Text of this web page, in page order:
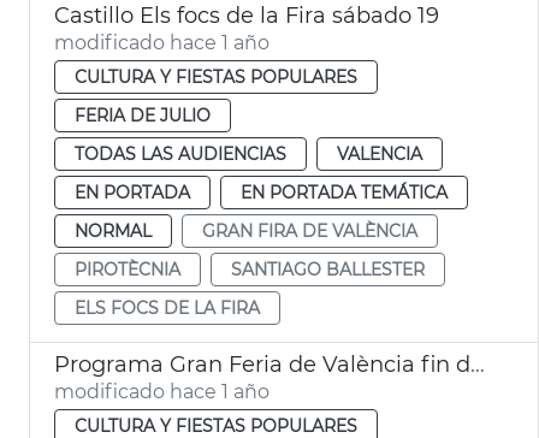
Castillo Els focs de la Fira sábado 19
modificado hace 1 año
CULTURA Y FIESTAS POPULARES
FERIA DE JULIO
TODAS LAS AUDIENCIAS
VALENCIA
EN PORTADA
EN PORTADA TEMÁTICA
NORMAL
GRAN FIRA DE VALÈNCIA
PIROTÈCNIA
SANTIAGO BALLESTER
ELS FOCS DE LA FIRA
Programa Gran Feria de València fin de semana
modificado hace 1 año
CULTURA Y FIESTAS POPULARES